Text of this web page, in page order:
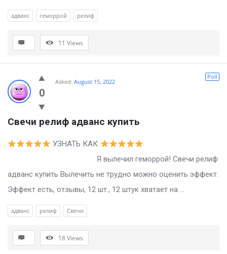
адванс геморрой релиф
11 Views
0
Poll
Asked: August 15, 2022
Свечи релиф адванс купить
УЗНАТЬ КАК
Я вылечил геморрой! Свечи релиф
адванс купить Вылечить не трудно можно оценить эффект.
Эффект есть, отзывы, 12 шт., 12 штук хватает на ...
адванс релиф Свечи
18Views